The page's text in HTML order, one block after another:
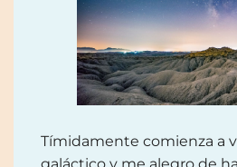
Tímidamente comienza a